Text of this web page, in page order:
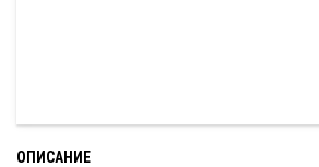
ОПИСАНИЕ